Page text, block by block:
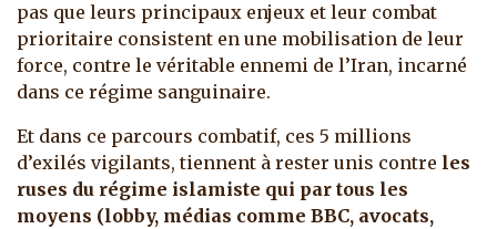
pas que leurs principaux enjeux et leur combat
prioritaire consistent en une mobilisation de leur
force, contre le véritable ennemi de l’Iran, incarné
dans ce régime sanguinaire.
Et dans ce parcours combatif, ces 5 millions
d’exilés vigilants, tiennent à rester unis contre les
ruses du régime islamiste qui par tous les
moyens (lobby, médias comme BBC, avocats,